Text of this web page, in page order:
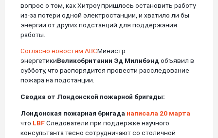
вопрос о том, как Хитроу пришлось остановить работу
из-за потери одной электростанции, и хватило ли бы
энергии от других подстанций для поддержания
работы.
Согласно новостям ABCМинистр
энергетикиВеликобритании Эд Милибэнд объявил в
субботу, что распорядится провести расследование
пожара на подстанции.
Сводка от Лондонской пожарной бригады:
Лондонская пожарная бригада написала 20 марта
что LBFСледователи при поддержке научного
консультанта тесно сотрудничают со столичной